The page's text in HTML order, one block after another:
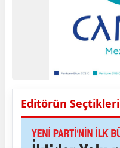
Editörün Seçtikleri